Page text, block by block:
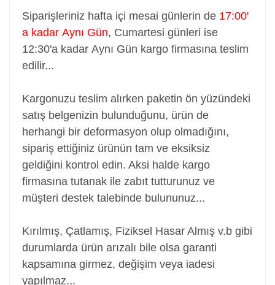
Siparişleriniz hafta içi mesai günlerin de 17:00'
a kadar Aynı Gün, Cumartesi günleri ise
12:30'a kadar Aynı Gün kargo firmasına teslim
edilir...
Kargonuzu teslim alırken paketin ön yüzündeki
satış belgenizin bulunduğunu, ürün de
herhangi bir deformasyon olup olmadığını,
sipariş ettiğiniz ürünün tam ve eksiksiz
geldiğini kontrol edin. Aksi halde kargo
firmasına tutanak ile zabıt tutturunuz ve
müşteri destek talebinde bulununuz...
Kırılmış, Çatlamış, Fiziksel Hasar Almış v.b gibi
durumlarda ürün arızalı bile olsa garanti
kapsamına girmez, değişim veya iadesi
yapılmaz...